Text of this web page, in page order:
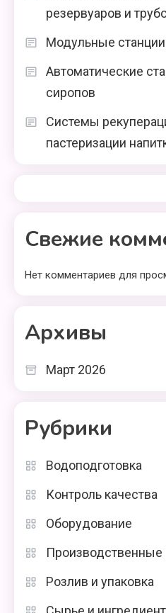
резервуаров и
Модульные
Автоматические
сиропов
Системы
пастеризации
Свежие
Нет комментариев для
Архивы
Март 2026
Рубрики
Водоподготовка
Контроль качества
Оборудование
Розлив и упаковка